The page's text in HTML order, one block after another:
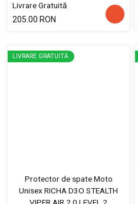
Livrare Gratuită
205.00 RON
LIVRARE GRATUITĂ
Protector de spate Moto
Unisex RICHA D3O STEALTH